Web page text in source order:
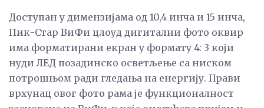
Доступан у димензијама од 10,4 инча и 15 инча,
Пик-Стар ВиФи цлоуд дигитални фото оквир
има форматирани екран у формату 4: 3 који
нуди ЛЕД позадинско осветљење са ниском
потрошњом ради гледања на енергију. Прави
врхунац овог фото рама је функционалност